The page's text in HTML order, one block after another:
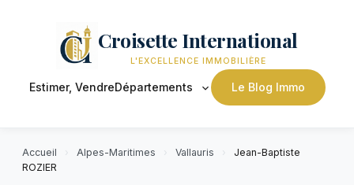
Croisette International
L'EXCELLENCE IMMOBILIÈRE
Estimer, VendreDépartements Le Blog Immo
Accueil Alpes-Maritimes Vallauris
Jean-Baptiste
ROZIER